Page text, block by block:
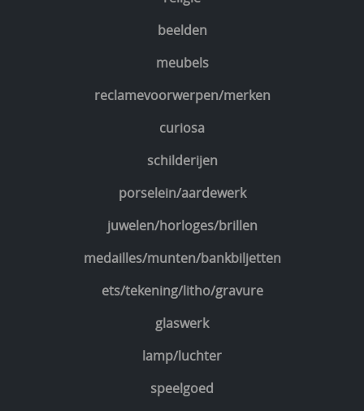
beelden
meubels
reclamevoorwerpen/merken
curiosa
schilderijen
porselein/aardewerk
juwelen/horloges/brillen
medailles/munten/bankbiljetten
ets/tekening/litho/gravure
glaswerk
lamp/luchter
speelgoed